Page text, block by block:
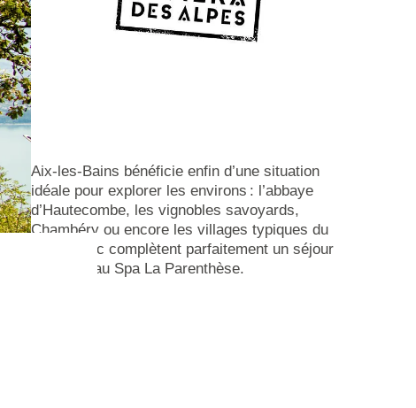
Aix-les-Bains bénéficie enfin d’une situation
idéale pour explorer les environs : l’abbaye
d’Hautecombe, les vignobles savoyards,
Chambéry ou encore les villages typiques du
bord du lac complètent parfaitement un séjour
bien‑être au Spa La Parenthèse.